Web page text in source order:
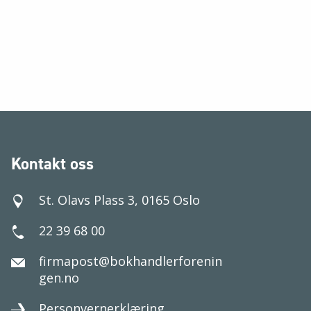
Kontakt oss
St. Olavs Plass 3, 0165 Oslo
22 39 68 00
firmapost@bokhandlerforenin
gen.no